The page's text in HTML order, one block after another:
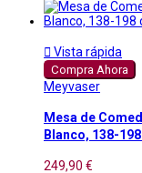
 Vista rápida
Compra Ahora
Meyvaser
Mesa de
Blanco, 138-
249,90 €